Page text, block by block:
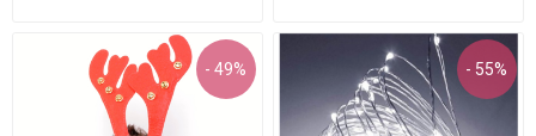
- 49% - 55%